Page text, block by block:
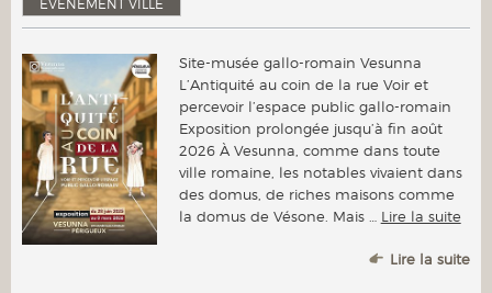
ÉVÉNEMENT VILLE
Site-musée gallo-romain Vesunna
L’Antiquité au coin de la rue Voir et
percevoir l’espace public gallo-romain
Exposition prolongée jusqu’à fin août
2026 À Vesunna, comme dans toute
ville romaine, les notables vivaient dans
des domus, de riches maisons comme
la domus de Vésone. Mais … Lire la suite
Lire la suite